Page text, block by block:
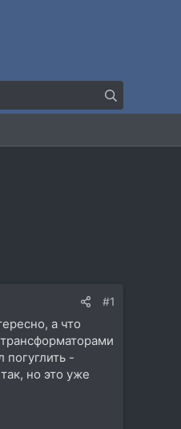
#1
а что
-
но это уже